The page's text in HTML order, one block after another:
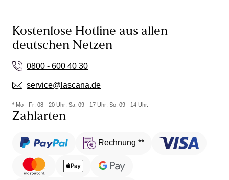
Kostenlose Hotline aus allen
deutschen Netzen
0800 - 600 40 30
service@lascana.de
* Mo - Fr: 08 - 20 Uhr; Sa: 09 - 17 Uhr; So: 09 - 14 Uhr.
Zahlarten
Rechnung **